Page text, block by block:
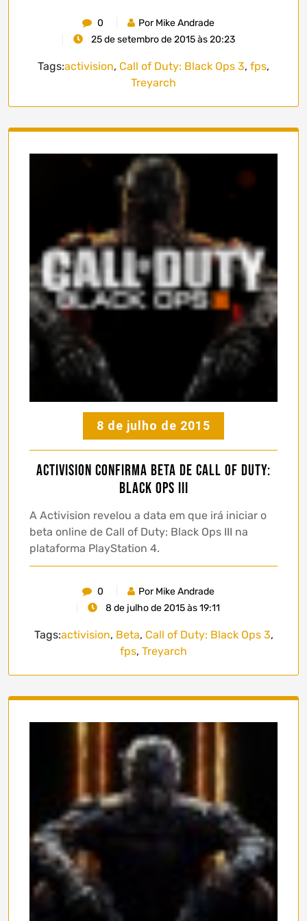
0
Por Mike Andrade
25 de setembro de 2015 às 20:23
Tags:activision, Call of Duty: Black Ops 3, fps,
Treyarch
8 de julho de 2015
Activision confirma beta de Call of Duty:
Black Ops III
A Activision revelou a data em que irá iniciar o
beta online de Call of Duty: Black Ops III na
plataforma PlayStation 4.
0
Por Mike Andrade
8 de julho de 2015 às 19:11
Tags:activision, Beta, Call of Duty: Black Ops 3,
fps, Treyarch